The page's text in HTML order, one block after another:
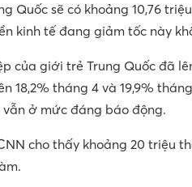
Quốc sẽ có khoảng 10,76
kinh tế đang giảm tốc này
của giới trẻ Trung Quốc đã
18,2% tháng 4 và 19,9%
ở mức đáng báo động.
cho thấy khoảng 20 triệu